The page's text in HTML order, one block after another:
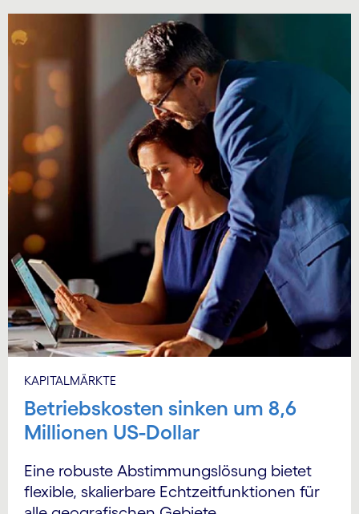
KAPITALMÄRKTE
Betriebskosten sinken um 8,6
Millionen US-Dollar
Eine robuste Abstimmungs­lösung bietet
flexible, skalierbare Echtzeit­funktionen für